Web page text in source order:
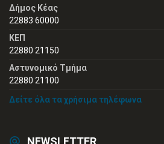
Δήμος Κέας
22883 60000
ΚΕΠ
22880 21150
Αστυνομικό Τμήμα
22880 21100
Δείτε όλα τα χρήσιμα τηλέφωνα
NEWSLETTER